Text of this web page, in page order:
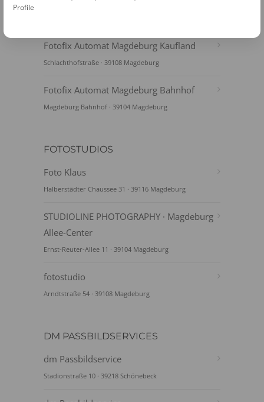
Fotofix Automat Magdeburg Kaufland
Schlachthofstraße · 39108 Magdeburg
Fotofix Automat Magdeburg Bahnhof
Magdeburg Bahnhof · 39104 Magdeburg
FOTOSTUDIOS
Foto Klaus
Halberstädter Chaussee 31 · 39116 Magdeburg
STUDIOLINE PHOTOGRAPHY · Magdeburg
Allee-Center
Ernst-Reuter-Allee 11 · 39104 Magdeburg
fotostudio
Arndtstraße 54 · 39108 Magdeburg
DM PASSBILDSERVICES
dm Passbildservice
Stadionstraße 10 · 39218 Schönebeck
Profile